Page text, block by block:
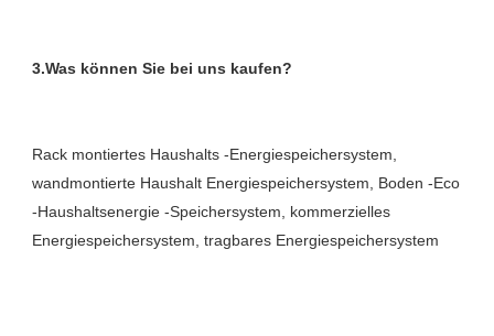
Rack montiertes Haushalts -Energiespeichersystem,
wandmontierte Haushalt Energiespeichersystem, Boden -Eco
-Haushaltsenergie -Speichersystem, kommerzielles